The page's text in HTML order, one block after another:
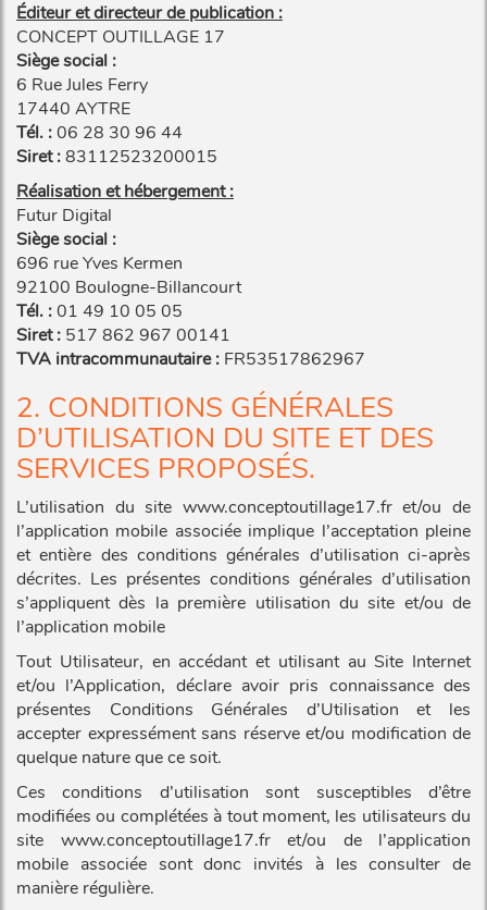
Éditeur et directeur de publication :
CONCEPT OUTILLAGE 17
Siège social :
6 Rue Jules Ferry
17440 AYTRE
Tél. :06 28 30 96 44
Siret :83112523200015
Réalisation et hébergement :
Futur Digital
Siège social :
696 rue Yves Kermen
92100 Boulogne-Billancourt
Tél. :01 49 10 05 05
Siret : 517 862 967 00141
TVA intracommunautaire : FR53517862967
2. CONDITIONS GÉNÉRALES
D’UTILISATION DU SITE ET DES
SERVICES PROPOSÉS.
L’utilisation du site www.conceptoutillage17.fr et/ou de
l’application mobile associée implique l’acceptation pleine
et entière des conditions générales d’utilisation ci-après
décrites. Les présentes conditions générales d’utilisation
s’appliquent dès la première utilisation du site et/ou de
l’application mobile
Tout Utilisateur, en accédant et utilisant au Site Internet
et/ou l’Application, déclare avoir pris connaissance des
présentes Conditions Générales d’Utilisation et les
accepter expressément sans réserve et/ou modification de
quelque nature que ce soit.
Ces conditions d’utilisation sont susceptibles d’être
modifiées ou complétées à tout moment, les utilisateurs du
site www.conceptoutillage17.fr et/ou de l’application
mobile associée sont donc invités à les consulter de
manière régulière.